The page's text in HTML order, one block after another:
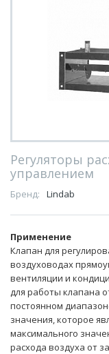
Регуляторы
управлением
Бренд: Lindab
Применение
Клапан для
воздуховодах
вентиляции и
для работы клапана
постоянном
значения, которое
максимального
расхода воздуха от